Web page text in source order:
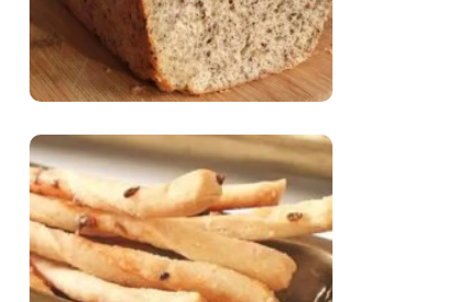
Comer Bem:
Palitinhos De Cebola
E Salsa